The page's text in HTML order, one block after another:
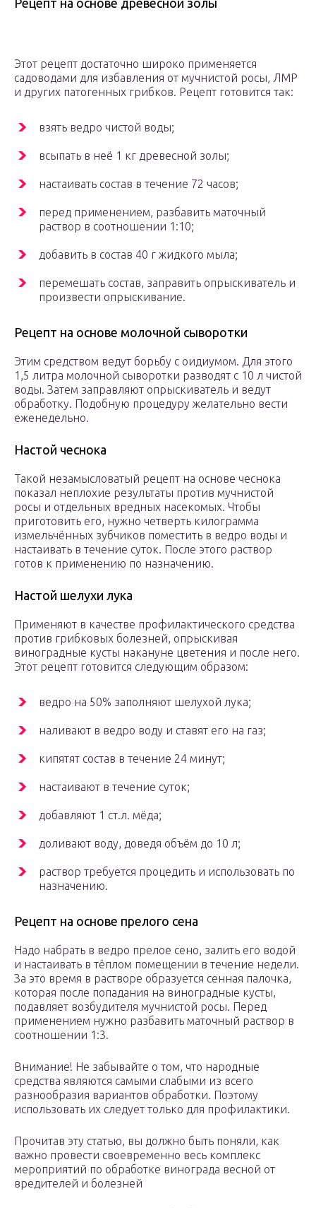
Рецепт на основе древесной золы
Этот рецепт достаточно широко применяется
садоводами для избавления от мучнистой росы, ЛМР
и других патогенных грибков. Рецепт готовится так:
взять ведро чистой воды;
всыпать в неё 1 кг древесной золы;
настаивать состав в течение 72 часов;
перед применением, разбавить маточный
раствор в соотношении 1:10;
добавить в состав 40 г жидкого мыла;
перемешать состав, заправить опрыскиватель и
произвести опрыскивание.
Рецепт на основе молочной сыворотки
Этим средством ведут борьбу с оидиумом. Для этого
1,5 литра молочной сыворотки разводят с 10 л чистой
воды. Затем заправляют опрыскиватель и ведут
обработку. Подобную процедуру желательно вести
еженедельно.
Настой чеснока
Такой незамысловатый рецепт на основе чеснока
показал неплохие результаты против мучнистой
росы и отдельных вредных насекомых. Чтобы
приготовить его, нужно четверть килограмма
измельчённых зубчиков поместить в ведро воды и
настаивать в течение суток. После этого раствор
готов к применению по назначению.
Настой шелухи лука
Применяют в качестве профилактического средства
против грибковых болезней, опрыскивая
виноградные кусты накануне цветения и после него.
Этот рецепт готовится следующим образом:
ведро на 50% заполняют шелухой лука;
наливают в ведро воду и ставят его на газ;
кипятят состав в течение 24 минут;
настаивают в течение суток;
добавляют 1 ст.л. мёда;
доливают воду, доведя объём до 10 л;
раствор требуется процедить и использовать по
назначению.
Рецепт на основе прелого сена
Надо набрать в ведро прелое сено, залить его водой
и настаивать в тёплом помещении в течение недели.
За это время в растворе образуется сенная палочка,
которая после попадания на виноградные кусты,
подавляет возбудителя мучнистой росы. Перед
применением нужно разбавить маточный раствор в
соотношении 1:3.
Внимание! Не забывайте о том, что народные
средства являются самыми слабыми из всего
разнообразия вариантов обработки. Поэтому
использовать их следует только для профилактики.
Прочитав эту статью, вы должно быть поняли, как
важно провести своевременно весь комплекс
мероприятий по обработке винограда весной от
вредителей и болезней